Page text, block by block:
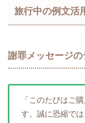
旅行中の例文活
謝罪メッセージの
「このたびはご
す。誠に恐縮で